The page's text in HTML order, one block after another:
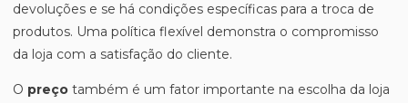
devoluções e se há condições específicas para a troca de
produtos. Uma política flexível demonstra o compromisso
da loja com a satisfação do cliente.
O preço também é um fator importante na escolha da loja